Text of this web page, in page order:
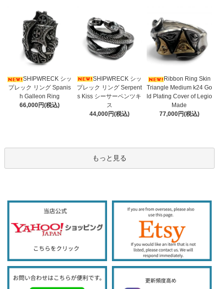
SHIPWRECK シッ
プレック リング Spanis
h Galleon Ring
66,000円(税込)
SHIPWRECK シッ
プレック リング Serpent
s Kiss シーサーペンツキ
ス
44,000円(税込)
Ribbon Ring Skin
Triangle Medium k24 Go
ld Plating Cover of Legio
Made
77,000円(税込)
もっと見る